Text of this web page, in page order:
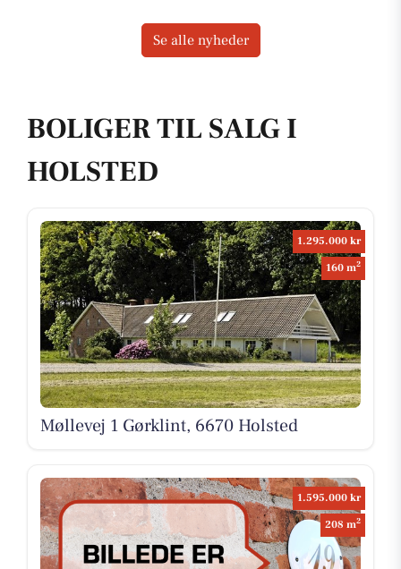
Se alle nyheder
BOLIGER TIL SALG I
HOLSTED
1.295.000 kr
160 m2
Møllevej 1 Gørklint, 6670 Holsted
1.595.000 kr
208 m2